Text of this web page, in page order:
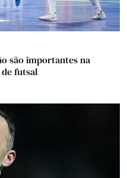
são importantes na
futsal